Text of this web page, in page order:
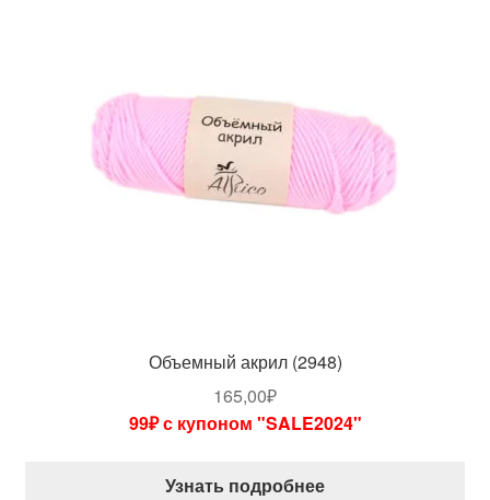
Объемный акрил (2948)
165,00₽
99₽ с купоном "SALE2024"
Узнать подробнее